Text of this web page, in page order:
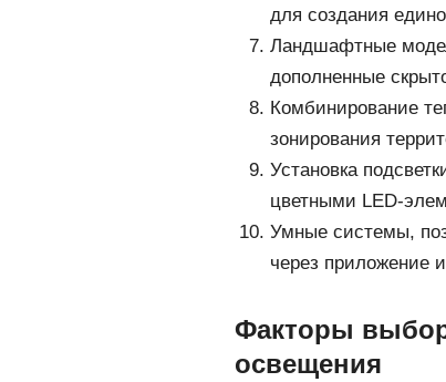
для создания
Ландшафтные
дополненные
Комбинирование
зонирования
Установка
цветными LED-
Умные системы,
через приложение
Факторы
освещения